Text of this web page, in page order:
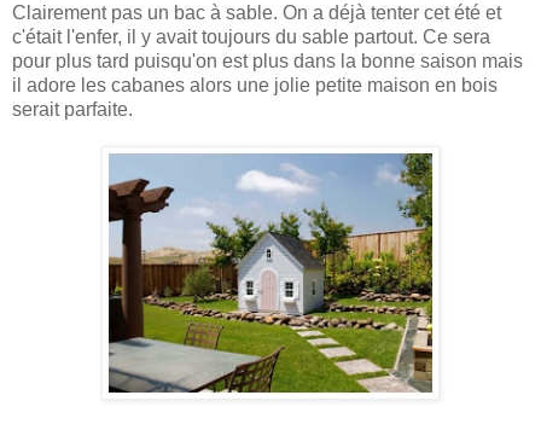
Clairement pas un bac à sable. On a déjà tenter cet été et
c'était l'enfer, il y avait toujours du sable partout. Ce sera
pour plus tard puisqu'on est plus dans la bonne saison mais
il adore les cabanes alors une jolie petite maison en bois
serait parfaite.